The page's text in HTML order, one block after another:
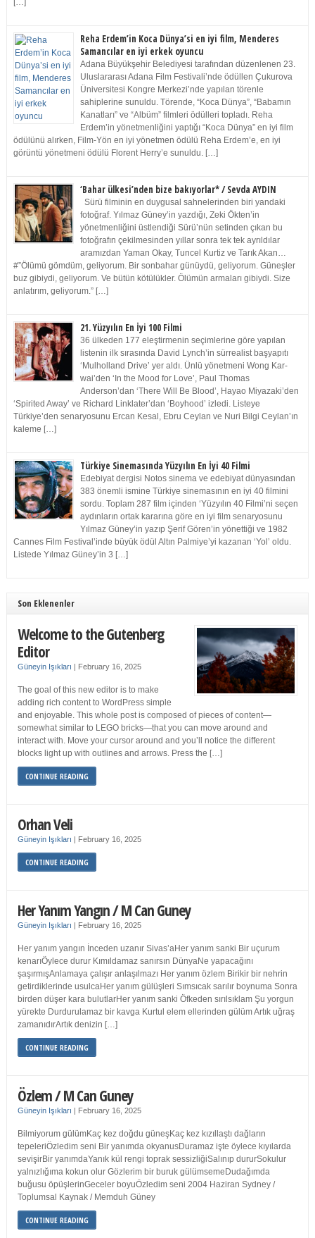
[…]
Reha Erdem’in Koca Dünya’si en iyi film, Menderes
Samancılar en iyi erkek oyuncu
Adana Büyükşehir Belediyesi tarafından düzenlenen 23.
Uluslararası Adana Film Festivali’nde ödüllen Çukurova
Üniversitesi Kongre Merkezi’nde yapılan törenle
sahiplerine sunuldu. Törende, “Koca Dünya”, “Babamın
Kanatları” ve “Albüm” filmleri ödülleri topladı. Reha
Erdem’in yönetmenliğini yaptığı “Koca Dünya” en iyi film
ödülünü alırken, Film-Yön en iyi yönetmen ödülü Reha Erdem’e, en iyi
görüntü yönetmeni ödülü Florent Herry’e sunuldu. […]
‘Bahar ülkesi’nden bize bakıyorlar* / Sevda AYDIN
Sürü filminin en duygusal sahnelerinden biri yandaki
fotoğraf. Yılmaz Güney’in yazdığı, Zeki Ökten’in
yönetmenliğini üstlendiği Sürü’nün setinden çıkan bu
fotoğrafın çekilmesinden yıllar sonra tek tek ayrıldılar
aramızdan Yaman Okay, Tuncel Kurtiz ve Tarık Akan…
#”Ölümü gömdüm, geliyorum. Bir sonbahar günüydü, geliyorum. Güneşler
buz gibiydi, geliyorum. Ve bütün kötülükler. Ölümün armaları gibiydi. Size
anlatırım, geliyorum.” […]
21. Yüzyılın En İyi 100 Filmi
36 ülkeden 177 eleştirmenin seçimlerine göre yapılan
listenin ilk sırasında David Lynch’in sürrealist başyapıtı
‘Mulholland Drive’ yer aldı. Ünlü yönetmeni Wong Kar-
wai’den ‘In the Mood for Love’, Paul Thomas
Anderson’dan ‘There Will Be Blood’, Hayao Miyazaki’den
‘Spirited Away’ ve Richard Linklater’dan ‘Boyhood’ izledi. Listeye
Türkiye’den senaryosunu Ercan Kesal, Ebru Ceylan ve Nuri Bilgi Ceylan’ın
kaleme […]
Türkiye Sinemasında Yüzyılın En İyi 40 Filmi
Edebiyat dergisi Notos sinema ve edebiyat dünyasından
383 önemli ismine Türkiye sinemasının en iyi 40 filmini
sordu. Toplam 287 film içinden ‘Yüzyılın 40 Filmi’ni seçen
aydınların ortak kararına göre en iyi film senaryosunu
Yılmaz Güney’in yazıp Şerif Gören’in yönettiği ve 1982
Cannes Film Festival’inde büyük ödül Altın Palmiye’yi kazanan ‘Yol’ oldu.
Listede Yılmaz Güney’in 3 […]
Son Eklenenler
Welcome to the Gutenberg
Editor
Güneyin Işıkları | February 16, 2025
The goal of this new editor is to make
adding rich content to WordPress simple
and enjoyable. This whole post is composed of pieces of content—
somewhat similar to LEGO bricks—that you can move around and
interact with. Move your cursor around and you’ll notice the different
blocks light up with outlines and arrows. Press the […]
CONTINUE READING
Orhan Veli
Güneyin Işıkları | February 16, 2025
CONTINUE READING
Her Yanım Yangın / M Can Guney
Güneyin Işıkları | February 16, 2025
Her yanım yangın İnceden uzanır Sivas’aHer yanım sanki Bir uçurum
kenarıÖylece durur Kımıldamaz sanırsın DünyaNe yapacağını
şaşırmışAnlamaya çalışır anlaşılmazı Her yanım özlem Birikir bir nehrin
getirdiklerinde usulcaHer yanım gülüşleri Sımsıcak sarılır boynuma Sonra
birden düşer kara bulutlarHer yanım sanki Öfkeden sırılsıklam Şu yorgun
yürekte Durdurulamaz bir kavga Kurtul elem ellerinden gülüm Artık uğraş
zamanıdırArtık denizin […]
CONTINUE READING
Özlem / M Can Guney
Güneyin Işıkları | February 16, 2025
Bilmiyorum gülümKaç kez doğdu güneşKaç kez kızıllaştı dağların
tepeleriÖzledim seni Bir yanımda okyanusDuramaz işte öylece kıyılarda
sevişirBir yanımdaYanık kül rengi toprak sessizliğiSalınıp dururSokulur
yalnızlığıma kokun olur Gözlerim bir buruk gülümsemeDudağımda
buğusu öpüşlerinGeceler boyuÖzledim seni 2004 Haziran Sydney /
Toplumsal Kaynak / Memduh Güney
CONTINUE READING